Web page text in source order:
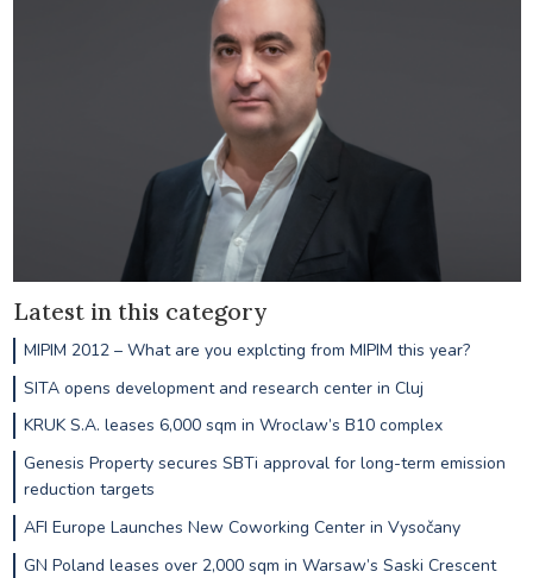
Latest in this category
MIPIM 2012 – What are you explcting from MIPIM this year?
SITA opens development and research center in Cluj
KRUK S.A. leases 6,000 sqm in Wroclaw’s B10 complex
Genesis Property secures SBTi approval for long-term emission
reduction targets
AFI Europe Launches New Coworking Center in Vysočany
GN Poland leases over 2,000 sqm in Warsaw’s Saski Crescent